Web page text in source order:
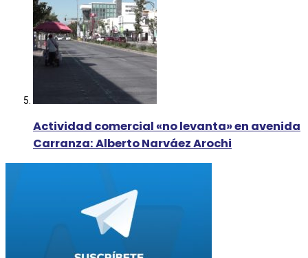
Actividad comercial «no levanta» en avenida
Carranza: Alberto Narváez Arochi